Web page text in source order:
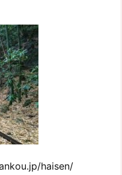
haisen/